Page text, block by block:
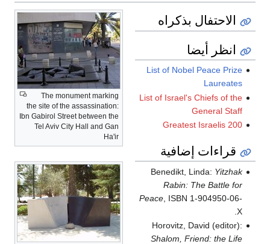
The monument marking
the site of the assassination:
Ibn Gabirol Street between the
Tel Aviv City Hall and Gan
Ha'ir
الاحتفال بذكراه
انظر أيضا
List of Nobel Peace Prize
Laureates
List of Israel's Chiefs of the
General Staff
200 Greatest Israelis
قراءات إضافية
Benedikt, Linda: Yitzhak
Rabin: The Battle for
Peace, ISBN 1-904950-06-
X.
Horovitz, David (editor):
Shalom, Friend: the Life